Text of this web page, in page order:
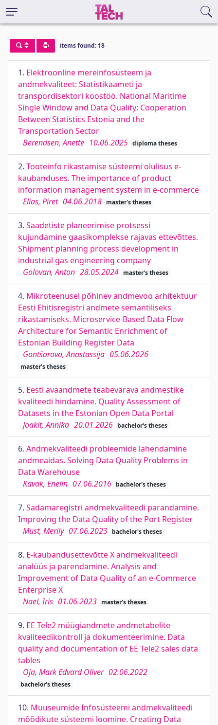
items found: 18
1. Elektroonline mereinfosüsteem ja
andmekvaliteet: Statistikaameti ja
transpordisektori koostöö. National Maritime
Single Window and Data Quality: Cooperation
Between Statistics Estonia and the
Transportation Sector
Berendsen, Anette 10.06.2025 diploma theses
2. Tooteinfo rikastamise süsteemi olulisus e-
kaubanduses. The importance of product
information management system in e-commerce
Elias, Piret 04.06.2018 master's theses
3. Saadetiste planeerimise protsessi
kujundamine gaasikomplekse rajavas ettevõttes.
Shipment planning process development in
industrial gas engineering company
Golovan, Anton 28.05.2024 master's theses
4. Mikroteenusel põhinev andmevoo arhitektuur
Eesti Ehitisregistri andmete semantiliseks
rikastamiseks. Microservice-Based Data Flow
Architecture for Semantic Enrichment of
Estonian Building Register Data
Gontšarova, Anastassija 05.06.2026
master's theses
5. Eesti avaandmete teabevärava andmestike
kvaliteedi hindamine. Quality Assessment of
Datasets in the Estonian Open Data Portal
Joakit, Annika 20.01.2026 bachelor's theses
6. Andmekvaliteedi probleemide lahendamine
andmeaidas. Solving Data Quality Problems in
Data Warehouse
Kavak, Enelin 07.06.2016 bachelor's theses
7. Sadamaregistri andmekvaliteedi parandamine.
Improving the Data Quality of the Port Register
Must, Merily 07.06.2023 bachelor's theses
8. E-kaubandusettevõtte X andmekvaliteedi
analüüs ja parendamine. Analysis and
Improvement of Data Quality of an e-Commerce
Enterprise X
Nael, Iris 01.06.2023 master's theses
9. EE Tele2 müügiandmete andmetabelite
kvaliteedikontroll ja dokumenteerimine. Data
quality and documentation of EE Tele2 sales data
tables
Oja, Mark Edvard Oliver 02.06.2022
bachelor's theses
10. Muuseumide Infosüsteemi andmekvaliteedi
mõõdikute süsteemi loomine. Creating Data